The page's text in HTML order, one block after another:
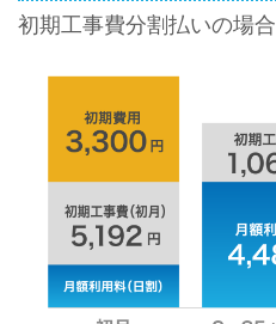
初期工事費分割払いの場合